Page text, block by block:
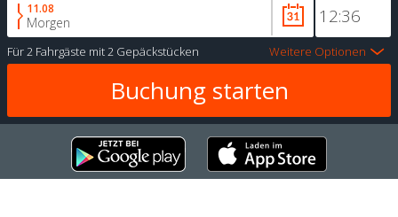
11.08
Morgen
Für2 Fahrgäste mit2 Gepäckstücken Weitere Optionen